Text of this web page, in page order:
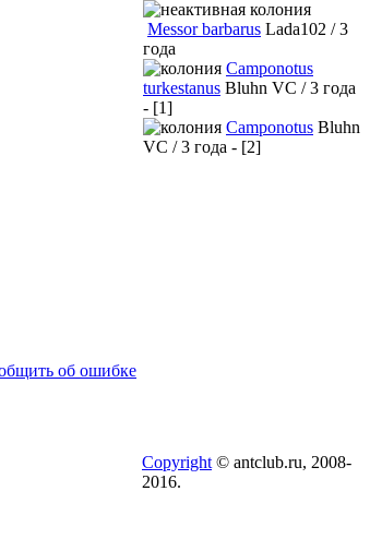
об ошибке
Messor barbarus Lada102 / 3
года
Camponotus
turkestanus Bluhn VC / 3 года
- [1]
Camponotus Bluhn
VC / 3 года - [2]
Copyright © antclub.ru, 2008-
2016.